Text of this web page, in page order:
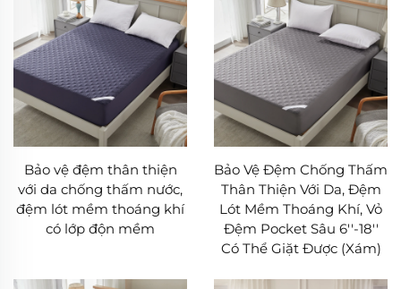
trẻ đi học. Mỗi sản phẩm Đồ dùng Giường cho Bé &
Trẻ nhỏ đều được thiết kế như một người bảo vệ giấc
ngủ chất lượng cao cho bé và là lựa chọn đáng tin cậy
cho phụ huynh. Dù bạn đang tìm kiếm một tấm chăn
quấn mềm mại cho trẻ sơ sinh hay một bộ ga giường
vui nhộn cho bé mẫu giáo hiếu động, bạn đều có thể
tìm thấy sản phẩm Đồ dùng Giường cho Bé & Trẻ nhỏ
phù hợp nhất với nhu cầu của mình trong danh mục
## I. Ưu Điểm Cốt Lõi Của Đồ Giường Cho Bé &
Bảo vệ đệm thân thiện
với da chống thấm nước,
đệm lót mềm thoáng khí
có lớp độn mềm
Bảo Vệ Đệm Chống Thấm
Thân Thiện Với Da, Đệm
Lót Mềm Thoáng Khí, Vỏ
Đệm Pocket Sâu 6''-18''
Có Thể Giặt Được (Xám)